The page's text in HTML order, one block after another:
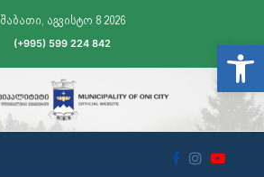
შაბათი, აგვისტო 8 2026
(+995) 599 224 842